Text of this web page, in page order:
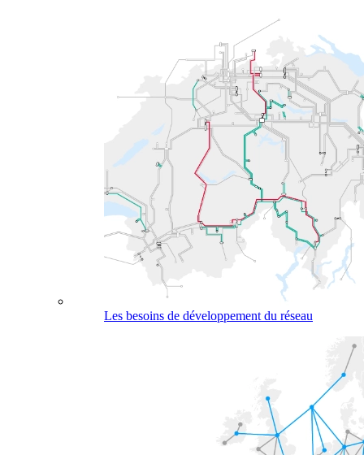
Les besoins de développement du réseau